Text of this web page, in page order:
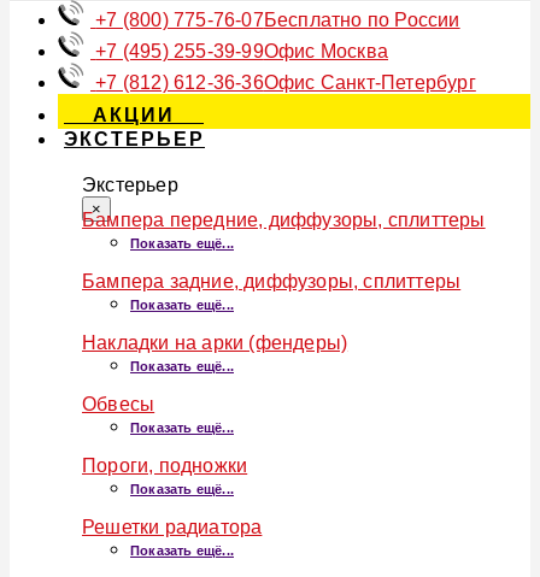
+7 (800) 775-76-07Бесплатно по России
+7 (495) 255-39-99Офис Москва
+7 (812) 612-36-36Офис Санкт-Петербург
АКЦИИ
ЭКСТЕРЬЕР
Экстерьер
×
Бампера передние, диффузоры, сплиттеры
Показать ещё...
Бампера задние, диффузоры, сплиттеры
Показать ещё...
Накладки на арки (фендеры)
Показать ещё...
Обвесы
Показать ещё...
Пороги, подножки
Показать ещё...
Решетки радиатора
Показать ещё...